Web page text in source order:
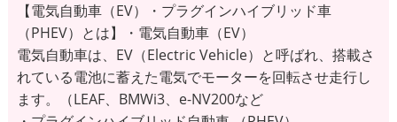
【電気自動車（EV）・プラグインハイブリッド車
（PHEV）とは】・電気自動車（EV）
電気自動車は、EV（Electric Vehicle）と呼ばれ、搭載さ
れている電池に蓄えた電気でモーターを回転させ走行し
ます。（LEAF、BMWi3、e-NV200など